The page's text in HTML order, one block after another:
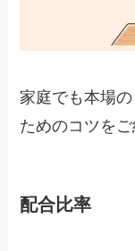
家庭でも本場
ためのコツをご
配合比率